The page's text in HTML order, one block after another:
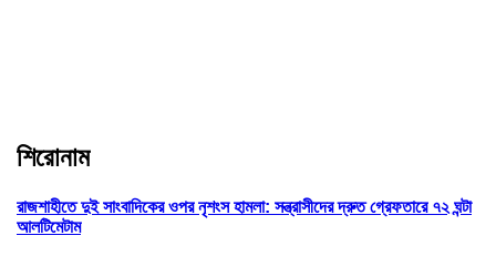
শিরোনাম
রাজশাহীতে দুই সাংবাদিকের ওপর নৃশংস হামলা: সন্ত্রাসীদের দ্রুত গ্রেফতারে ৭২ ঘন্টা
আলটিমেটাম